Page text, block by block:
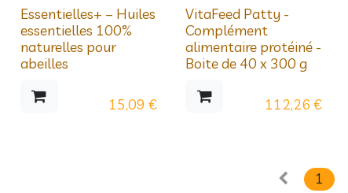
Essentielles+ – Huiles
essentielles 100%
naturelles pour
abeilles
15,09 €
Nouveau !
VitaFeed Patty -
Complément
alimentaire protéiné -
Boite de 40 x 300 g
112,26 €
1